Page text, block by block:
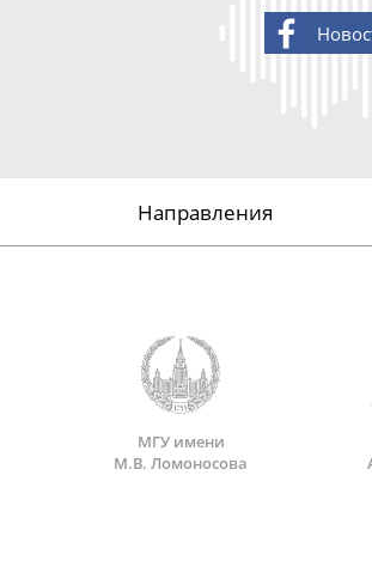
Направления
МГУ имени
М.В. Ломоносова